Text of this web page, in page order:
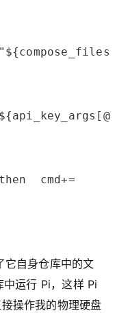
cmd+=
自身仓库中的文
运行 Pi，这样 Pi
操作我的物理硬盘